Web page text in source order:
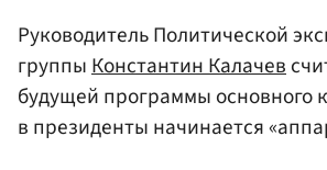
Руководитель Политической
группыКонстантин Калачев
будущей программы основного
в президенты начинается